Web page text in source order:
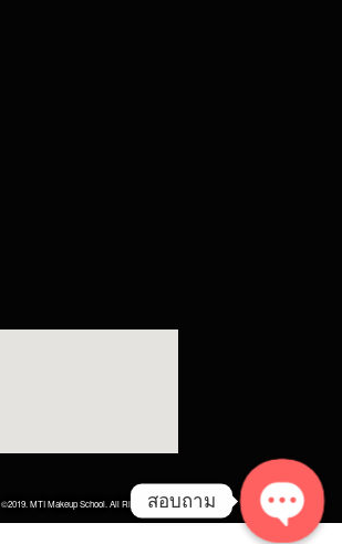
©2019. MTI Makeup School. All Rights Reserved.
สอบถาม